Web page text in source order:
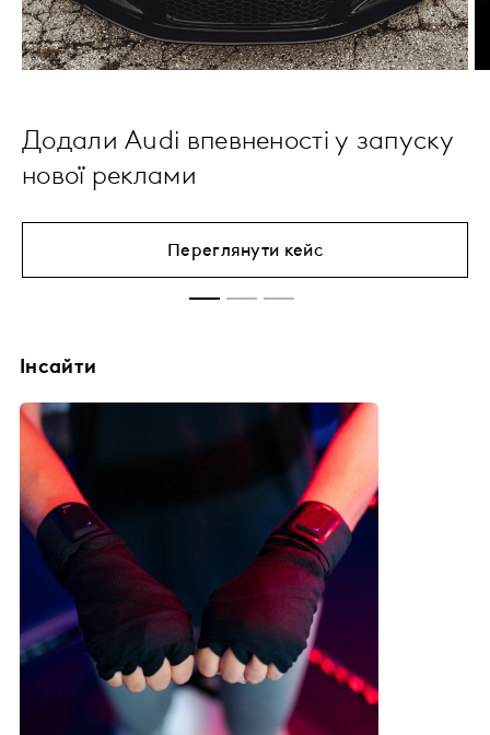
Додали Audi впевненості у запуску
нової реклами
Переглянути кейс
Інсайти